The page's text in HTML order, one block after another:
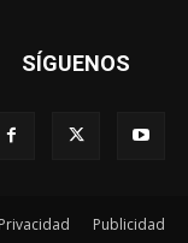
SÍGUENOS
Privacidad Publicidad